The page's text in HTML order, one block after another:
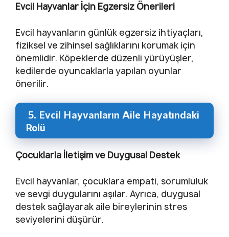
Evcil Hayvanlar İçin Egzersiz Önerileri
Evcil hayvanların günlük egzersiz ihtiyaçları,
fiziksel ve zihinsel sağlıklarını korumak için
önemlidir. Köpeklerde düzenli yürüyüşler,
kedilerde oyuncaklarla yapılan oyunlar
önerilir.
5. Evcil Hayvanların Aile Hayatındaki
Rolü
Çocuklarla İletişim ve Duygusal Destek
Evcil hayvanlar, çocuklara empati, sorumluluk
ve sevgi duygularını aşılar. Ayrıca, duygusal
destek sağlayarak aile bireylerinin stres
seviyelerini düşürür.